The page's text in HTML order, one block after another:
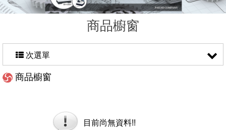
商品櫥窗
次選單
商品櫥窗
目前尚無資料!!